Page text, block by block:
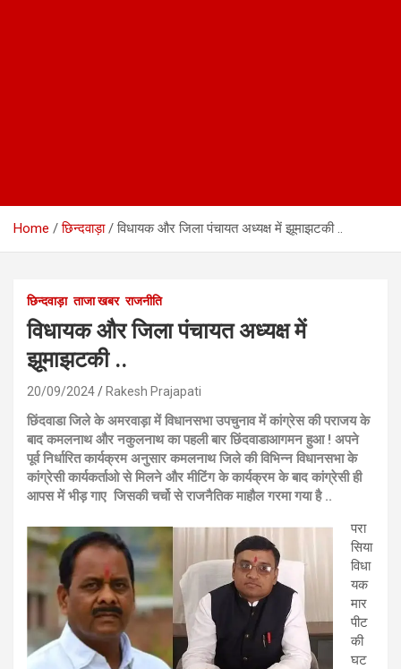
Home छिन्दवाड़ा विधायक और जिला पंचायत अध्यक्ष में झूमाझटकी ..
छिन्दवाड़ा ताजा खबर राजनीति
विधायक और जिला पंचायत अध्यक्ष में
झूमाझटकी ..
20/09/2024 Rakesh Prajapati
छिंदवाडा जिले के अमरवाड़ा में विधानसभा उपचुनाव में कांग्रेस की पराजय के
बाद कमलनाथ और नकुलनाथ का पहली बार छिंदवाडाआगमन हुआ ! अपने
पूर्व निर्धारित कार्यक्रम अनुसार कमलनाथ जिले की विभिन्न विधानसभा के
कांग्रेसी कार्यकर्ताओ से मिलने और मीटिंग के कार्यक्रम के बाद कांग्रेसी ही
आपस में भीड़ गाए जिसकी चर्चो से राजनैतिक माहौल गरमा गया है ..
परा
सिया
विधा
यक
मार
पीट
की
घट